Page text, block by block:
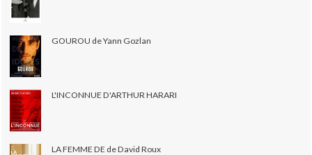
GOUROU de Yann Gozlan
L'INCONNUE D'ARTHUR HARARI
LA FEMME DE de David Roux